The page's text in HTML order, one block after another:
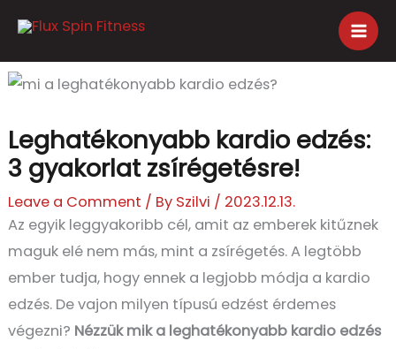
content
Leghatékonyabb kardio edzés:
3 gyakorlat zsírégetésre!
Leave a Comment / By Szilvi / 2023.12.13.
Az egyik leggyakoribb cél, amit az emberek kitűznek
maguk elé nem más, mint a zsírégetés. A legtöbb
ember tudja, hogy ennek a legjobb módja a kardio
edzés. De vajon milyen típusú edzést érdemes
végezni? Nézzük mik aleghatékonyabb kardioedzés